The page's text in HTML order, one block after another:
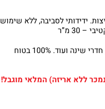
ידידותי לסביבה, ללא שימוש
30 מ”ר
מתאים במיוחד לחדרי ילדים / תינוקות, גני ילדים, חדרי שינה ועוד. 100% בטוח